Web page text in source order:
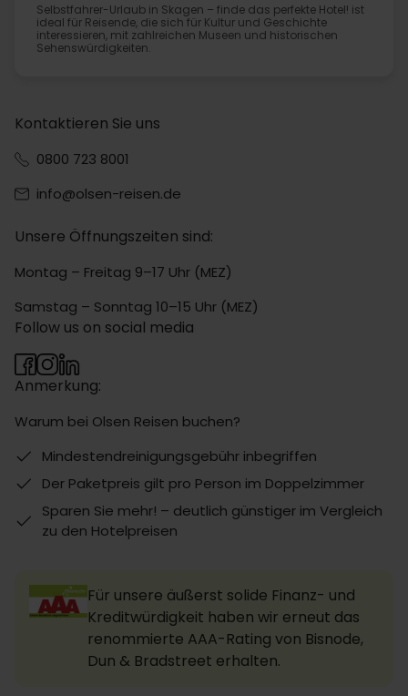
Selbstfahrer-Urlaub in Skagen – finde das perfekte Hotel! ist
ideal für Reisende, die sich für Kultur und Geschichte
interessieren, mit zahlreichen Museen und historischen
Sehenswürdigkeiten.
Kontaktieren Sie uns
0800 723 8001
info@olsen-reisen.de
Unsere Öffnungszeiten sind:
Montag – Freitag 9–17 Uhr (MEZ)
Samstag – Sonntag 10–15 Uhr (MEZ)
Anmerkung:
Warum bei Olsen Reisen buchen?
Mindestendreinigungsgebühr inbegriffen
Der Paketpreis gilt pro Person im Doppelzimmer
Sparen Sie mehr! – deutlich günstiger im Vergleich
zu den Hotelpreisen
Follow us on social media
Für unsere äußerst solide Finanz- und
Kreditwürdigkeit haben wir erneut das
renommierte AAA-Rating von Bisnode,
Dun & Bradstreet erhalten.